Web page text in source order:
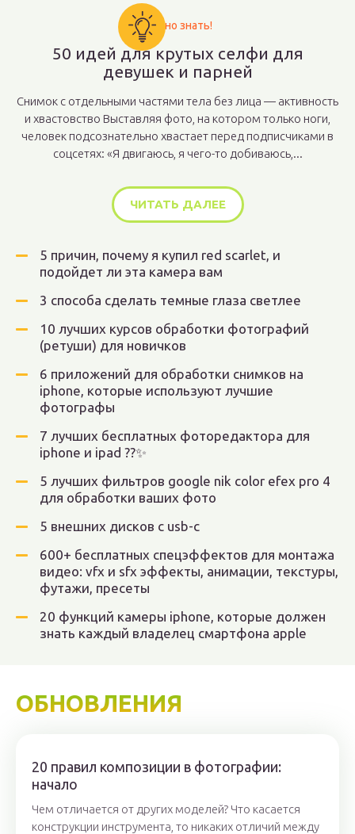
Важно знать!
50 идей для крутых селфи для
девушек и парней
Снимок с отдельными частями тела без лица — активность
и хвастовство Выставляя фото, на котором только ноги,
человек подсознательно хвастает перед подписчиками в
соцсетях: «Я двигаюсь, я чего-то добиваюсь,...
ЧИТАТЬ ДАЛЕЕ
5 причин, почему я купил red scarlet, и
подойдет ли эта камера вам
3 способа сделать темные глаза светлее
10 лучших курсов обработки фотографий
(ретуши) для новичков
6 приложений для обработки снимков на
iphone, которые используют лучшие
фотографы
7 лучших бесплатных фоторедактора для
iphone и ipad ??✨
5 лучших фильтров google nik color efex pro 4
для обработки ваших фото
5 внешних дисков с usb-c
600+ бесплатных спецэффектов для монтажа
видео: vfx и sfx эффекты, анимации, текстуры,
футажи, пресеты
20 функций камеры iphone, которые должен
знать каждый владелец смартфона apple
ОБНОВЛЕНИЯ
20 правил композиции в фотографии:
начало
Чем отличается от других моделей? Что касается
конструкции инструмента, то никаких отличий между